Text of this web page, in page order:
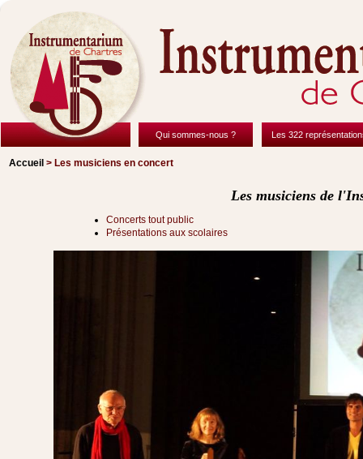
Qui sommes-nous ? Les 322
Accueil > Les musiciens en concert
Les musiciens de
Concerts tout public
Présentations aux scolaires